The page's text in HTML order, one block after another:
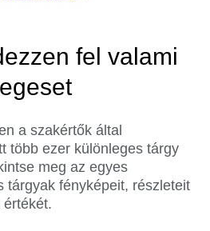
fel valami
a szakértők által
több ezer különleges tárgy
meg az egyes
tárgyak fényképeit, részleteit